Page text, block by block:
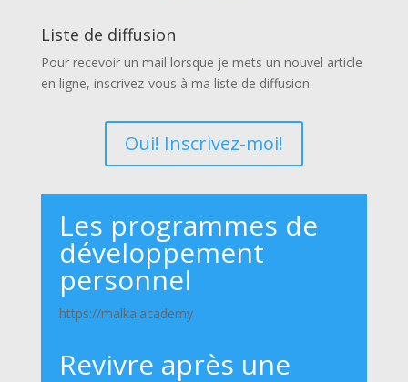
Liste de diffusion
Pour recevoir un mail lorsque je mets un nouvel article
en ligne, inscrivez-vous à ma liste de diffusion.
Oui! Inscrivez-moi!
Les programmes de
développement
personnel
https://malka.academy
Revivre après une